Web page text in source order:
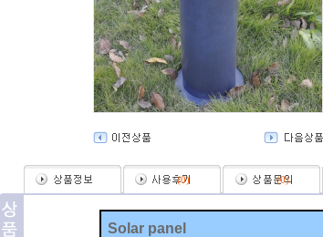
(0) (0)
Solar panel